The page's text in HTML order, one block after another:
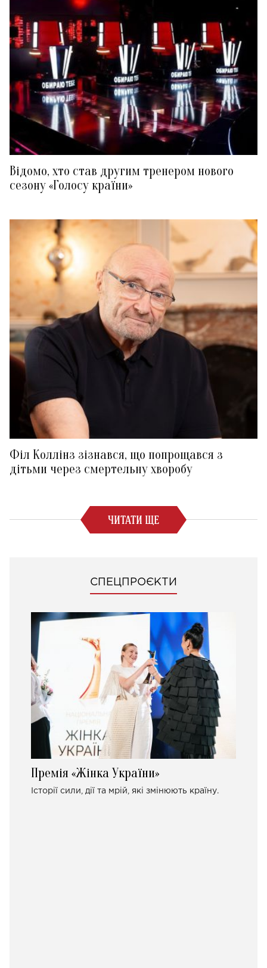
Відомо, хто став другим тренером нового
сезону «Голосу країни»
Філ Коллінз зізнався, що попрощався з
дітьми через смертельну хворобу
ЧИТАТИ ЩЕ
СПЕЦПРОЄКТИ
Премія «Жінка України»
Історії сили, дії та мрій, які змінюють країну.